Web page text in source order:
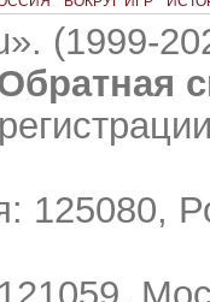
(1999-
125080,